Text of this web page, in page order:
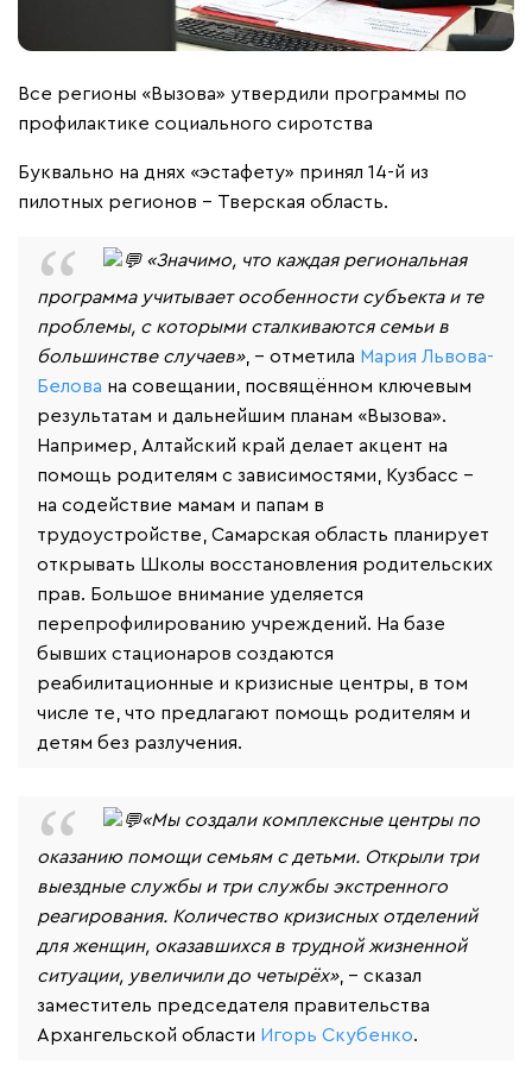
Все регионы «Вызова» утвердили программы по
профилактике социального сиротства
Буквально на днях «эстафету» принял 14-й из
пилотных регионов – Тверская область.
«Значимо, что каждая региональная
программа учитывает особенности субъекта и те
проблемы, с которыми сталкиваются семьи в
большинстве случаев», – отметила Мария Львова-
Белова на совещании, посвящённом ключевым
результатам и дальнейшим планам «Вызова».
Например, Алтайский край делает акцент на
помощь родителям с зависимостями, Кузбасс –
на содействие мамам и папам в
трудоустройстве, Самарская область планирует
открывать Школы восстановления родительских
прав. Большое внимание уделяется
перепрофилированию учреждений. На базе
бывших стационаров создаются
реабилитационные и кризисные центры, в том
числе те, что предлагают помощь родителям и
детям без разлучения.
«Мы создали комплексные центры по
оказанию помощи семьям с детьми. Открыли три
выездные службы и три службы экстренного
реагирования. Количество кризисных отделений
для женщин, оказавшихся в трудной жизненной
ситуации, увеличили до четырёх», – сказал
заместитель председателя правительства
Архангельской области Игорь Скубенко.